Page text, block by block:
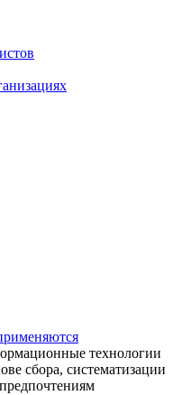
технологии
сбора, систематизации